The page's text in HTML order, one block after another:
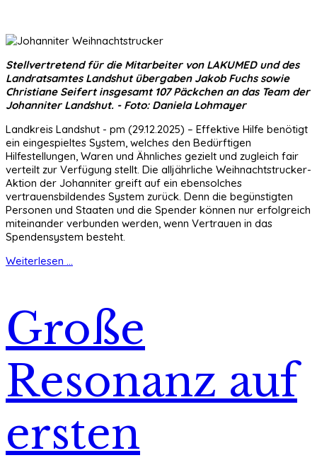
Stellvertretend für die Mitarbeiter von LAKUMED und des
Landratsamtes Landshut übergaben Jakob Fuchs sowie
Christiane Seifert insgesamt 107 Päckchen an das Team der
Johanniter Landshut. - Foto: Daniela Lohmayer
Landkreis Landshut - pm (29.12.2025) – Effektive Hilfe benötigt
ein eingespieltes System, welches den Bedürftigen
Hilfestellungen, Waren und Ähnliches gezielt und zugleich fair
verteilt zur Verfügung stellt. Die alljährliche Weihnachtstrucker-
Aktion der Johanniter greift auf ein ebensolches
vertrauensbildendes System zurück. Denn die begünstigten
Personen und Staaten und die Spender können nur erfolgreich
miteinander verbunden werden, wenn Vertrauen in das
Spendensystem besteht.
Weiterlesen ...
Große
Resonanz auf
ersten